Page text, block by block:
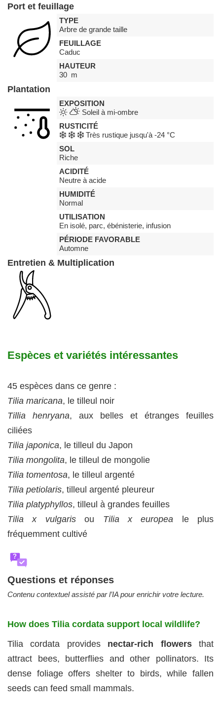
Port et feuillage
TYPE
Arbre de grande taille
FEUILLAGE
Caduc
HAUTEUR
30 m
Plantation
EXPOSITION
Soleil à mi-ombre
RUSTICITÉ
Très rustique jusqu'à -24 °C
SOL
Riche
ACIDITÉ
Neutre à acide
HUMIDITÉ
Normal
UTILISATION
En isolé, parc, ébénisterie, infusion
PÉRIODE FAVORABLE
Automne
Entretien & Multiplication
Espèces et variétés intéressantes
45 espèces dans ce genre :
Tilia maricana, le tilleul noir
Tillia henryana, aux belles et étranges feuilles
ciliées
Tilia japonica, le tilleul du Japon
Tilia mongolita, le tilleul de mongolie
Tilia tomentosa, le tilleul argenté
Tilia petiolaris, tilleul argenté pleureur
Tilia platyphyllos, tilleul à grandes feuilles
Tilia x vulgarisou Tilia x europea le plus
fréquemment cultivé
?
Questions et réponses
Contenu contextuel assisté par l’IA pour enrichir votre lecture.
How does Tilia cordata support local wildlife?
Tilia cordata provides nectar-rich flowersthat
attract bees, butterflies and other pollinators. Its
dense foliage offers shelter to birds, while fallen
seeds can feed small mammals.